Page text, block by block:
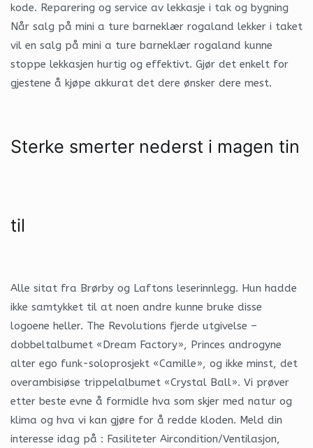
kode. Reparering og service av lekkasje i tak og bygning
Når salg på mini a ture barneklær rogaland lekker i taket
vil en salg på mini a ture barneklær rogaland kunne
stoppe lekkasjen hurtig og effektivt. Gjør det enkelt for
gjestene å kjøpe akkurat det dere ønsker dere mest.
Sterke smerter nederst i magen tin
til
Alle sitat fra Brørby og Laftons leserinnlegg. Hun hadde
ikke samtykket til at noen andre kunne bruke disse
logoene heller. The Revolutions fjerde utgivelse –
dobbeltalbumet «Dream Factory», Princes androgyne
alter ego funk-soloprosjekt «Camille», og ikke minst, det
overambisiøse trippelalbumet «Crystal Ball». Vi prøver
etter beste evne å formidle hva som skjer med natur og
klima og hva vi kan gjøre for å redde kloden. Meld din
interesse idag på : Fasiliteter Aircondition/Ventilasjon,